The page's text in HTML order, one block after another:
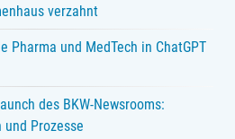
verzahnt
Pharma und MedTech in ChatGPT
des BKW-Newsrooms:
Prozesse